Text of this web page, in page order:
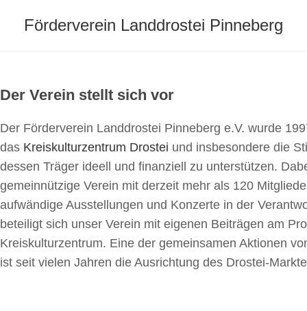
Förderverein Landdrostei Pinneberg
Der Verein stellt sich vor
Der Förderverein Landdrostei Pinneberg e.V. wurde
das Kreiskulturzentrum Drostei und insbesondere die
dessen Träger ideell und finanziell zu unterstützen.
gemeinnützige Verein mit derzeit mehr als 120
aufwändige Ausstellungen und Konzerte in der
beteiligt sich unser Verein mit eigenen Beiträgen am
Kreiskulturzentrum. Eine der gemeinsamen Aktionen
ist seit vielen Jahren die Ausrichtung des Drostei-